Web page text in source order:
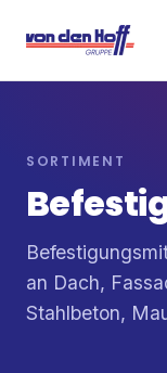
SORTIMENT
an Dach,
Stahlbeton,